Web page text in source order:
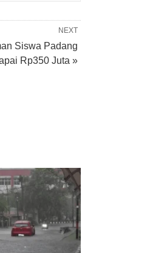
NEXT
Siswa Padang
Rp350 Juta »